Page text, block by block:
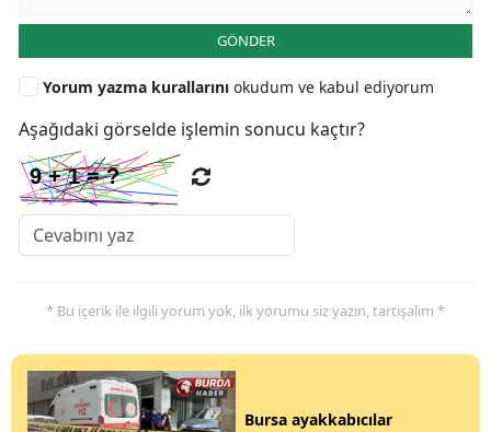
GÖNDER
Yorum yazma kurallarını okudum ve kabul ediyorum
Aşağıdaki görselde işlemin sonucu kaçtır?
* Bu içerik ile ilgili yorum yok, ilk yorumu siz yazın, tartışalım *
Bursa ayakkabıcılar